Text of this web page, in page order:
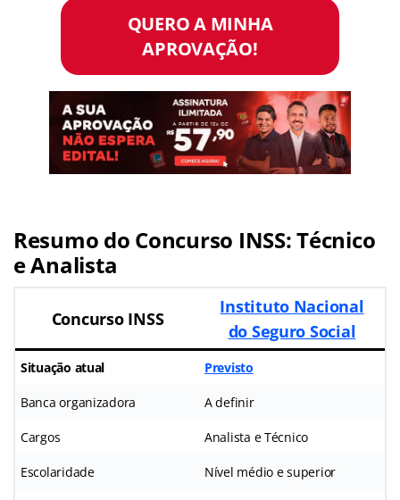
QUERO A MINHA
APROVAÇÃO!
Resumo do Concurso INSS: Técnico
e Analista
Concurso INSS
Instituto Nacional
do Seguro Social
Situação atual Previsto
Banca organizadora A definir
Cargos Analista e Técnico
Escolaridade Nível médio e superior